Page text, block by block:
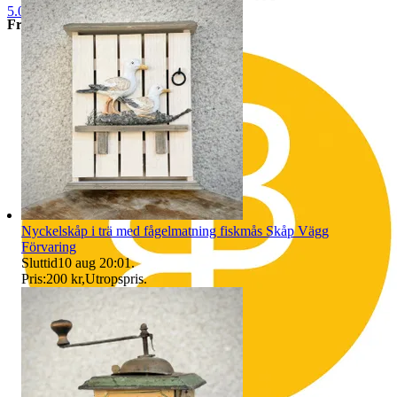
Frakt:
I våra fraktpriser ingår emballage och hantering.
Avhämtning:
Vi erbjuder avhämtning i vår butik i Hässleholm, och det behöver
ske efter de tider som vi kan erbjuda, dock senast 7 dagar efter
inkommen betalning.
Sker ingen avhämtning efter 7 dagar så lämnas negativt omdöme
och du blir blockerad från framtida köp hos oss.
Betalning:
Betalning skall ske senast 3 dagar efter avslutad auktion.
Inkommer ingen betalning så läggs objektet ut igen utan undantag
Köpare utanför sveriges gränsen måste kontakta oss innan bud läggs
så vi kan räkna ut vad
frakten kommer att kosta och om det går att skicka med spårbar frakt
vilket är ett krav från oss.
Väljer man att buda utan att kontakta oss först så förbehåller vi oss
rätten att avbryta köpet och du som köpare
blir blockerad från framtida köp. Vi godkänner inte att man ber oss
att manipulera tullavgiften, då det är olagligt och köper kommer att
Länder vi inte skickar till är bland annat Taiwan.
5.0
Nyckelskåp i trä med fågelmatning fiskmås Skåp Vägg
Förvaring
Sluttid10 aug 20:01.
Pris:200 kr,Utropspris.